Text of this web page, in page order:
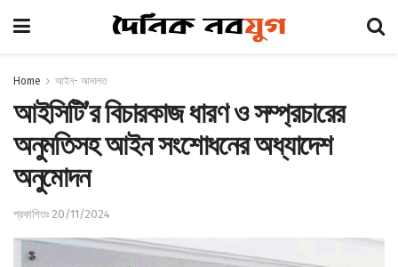
Home আইন- আদালত
আইসিটি’র বিচারকাজ ধারণ ও সম্প্রচারের
অনুমতিসহ আইন সংশোধনের অধ্যাদেশ
অনুমোদন
প্রকাশিতঃ 20/11/2024